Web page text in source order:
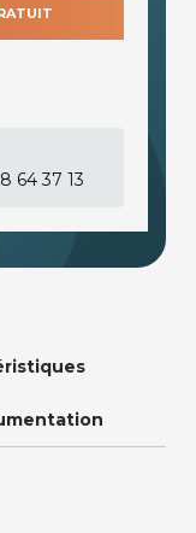
64 37 13